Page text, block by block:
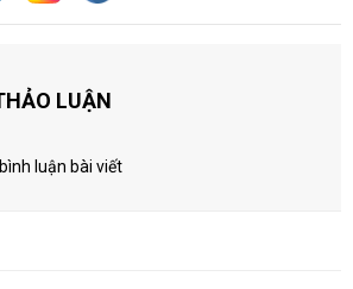
LUẬN
luận bài viết